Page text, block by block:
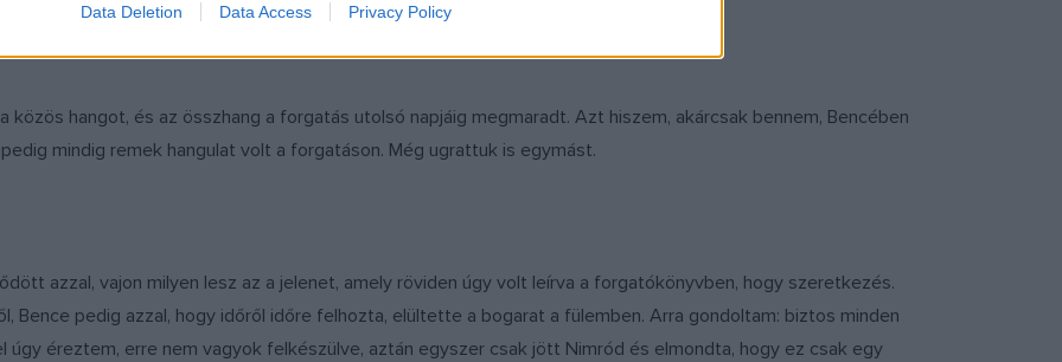
Data Deletion Data Access Privacy Policy
közös hangot, és az összhang a forgatás utolsó napjáig megmaradt. Azt hiszem, akárcsak bennem, Bencében
mindig remek hangulat volt a forgatáson. Még ugrattuk is egymást.
azzal, vajon milyen lesz az a jelenet, amely röviden úgy volt leírva a forgatókönyvben, hogy szeretkezés.
Bence pedig azzal, hogy időről időre felhozta, elültette a bogarat a fülemben. Arra gondoltam: biztos minden
éreztem, erre nem vagyok felkészülve, aztán egyszer csak jött Nimród és elmondta, hogy ez csak egy